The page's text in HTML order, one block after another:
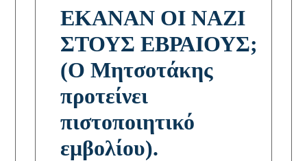
ΕΚΑΝΑΝ ΟΙ ΝΑΖΙ
ΣΤΟΥΣ ΕΒΡΑΙΟΥΣ;
(Ο Μητσοτάκης
προτείνει
πιστοποιητικό
εμβολίου).